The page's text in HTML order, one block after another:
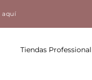
aquí
Tiendas Professional